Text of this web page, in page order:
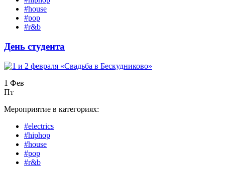
#house
#pop
#r&b
День студента
1 Фев
Пт
Мероприятие в категориях:
#electrics
#hiphop
#house
#pop
#r&b